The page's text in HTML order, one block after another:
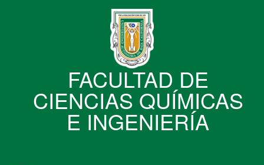
FACULTAD DE
CIENCIAS QUÍMICAS
E INGENIERÍA